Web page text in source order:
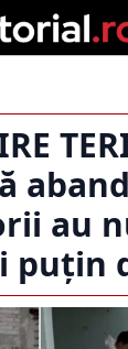
au
puțin